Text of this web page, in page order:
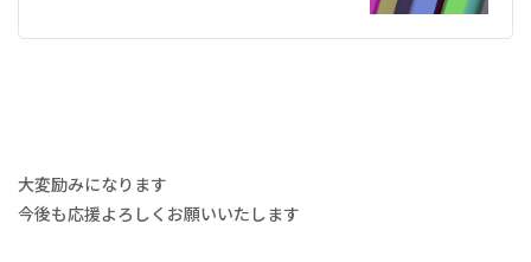
大変励みになります
今後も応援よろしくお願いいたします